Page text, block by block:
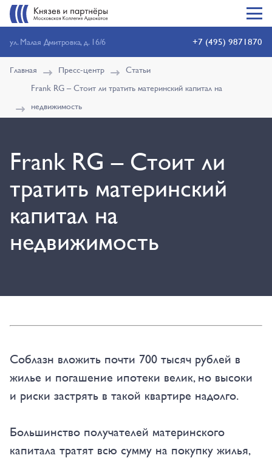
ул. Малая Дмитровка, д. 16/6 +7 (495) 9871870
Главная Пресс-центр
Статьи
Frank RG – Стоит ли тратить материнский капитал на
недвижимость
Frank RG – Стоит ли
тратить материнский
капитал на
недвижимость
Соблазн вложить почти 700 тысяч рублей в
жилье и погашение ипотеки велик, но высоки
и риски застрять в такой квартире надолго.
Большинство получателей материнского
капитала тратят всю сумму на покупку жилья,